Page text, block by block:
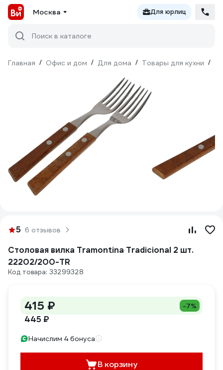
Москва Для юрлиц
Поиск в каталоге
Главная / Офис и дом / Для дома / Товары для кухни /
5 6 отзывов
Столовая вилка Tramontina Tradicional 2 шт.
22202/200-TR
Код товара: 33299328
415 ₽ -7%
445 ₽
Начислим 4 бонуса
В корзину